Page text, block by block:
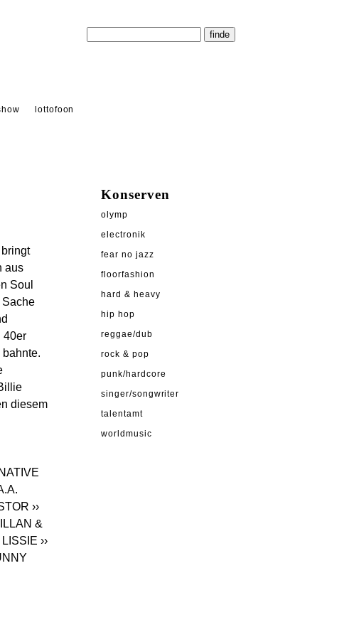
lottofoon
aus
Soul
Sache
40er
diesem
››
&
LISSIE ››
Konserven
olymp
electronik
fear no jazz
floorfashion
hard & heavy
hip hop
reggae/dub
rock & pop
punk/hardcore
singer/songwriter
talentamt
worldmusic